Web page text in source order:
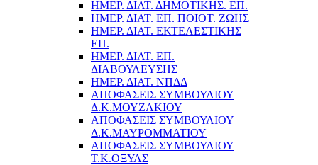
ΗΜΕΡ. ΔΙΑΤ. ΔΗΜΟΤΙΚΗΣ. ΕΠ.
ΗΜΕΡ. ΔΙΑΤ. ΕΠ. ΠΟΙOΤ. ΖΩΗΣ
ΗΜΕΡ. ΔΙΑΤ. ΕΚΤΕΛΕΣΤΙΚΗΣ
ΕΠ.
ΗΜΕΡ. ΔΙΑΤ. ΕΠ.
ΔΙΑΒΟΥΛΕΥΣΗΣ
ΗΜΕΡ. ΔΙΑΤ. ΝΠΔΔ
ΑΠΟΦΑΣΕΙΣ ΣΥΜΒΟΥΛΙΟΥ
Δ.Κ.ΜΟΥΖΑΚΙΟΥ
ΑΠΟΦΑΣΕΙΣ ΣΥΜΒΟΥΛΙΟΥ
Δ.Κ.ΜΑΥΡΟΜΜΑΤΙΟΥ
ΑΠΟΦΑΣΕΙΣ ΣΥΜΒΟΥΛΙΟΥ
Τ.Κ.ΟΞΥΑΣ